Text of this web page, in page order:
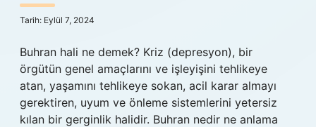
Tarih: Eylül 7, 2024
Buhran hali ne demek? Kriz (depresyon), bir
örgütün genel amaçlarını ve işleyişini tehlikeye
atan, yaşamını tehlikeye sokan, acil karar almayı
gerektiren, uyum ve önleme sistemlerini yetersiz
kılan bir gerginlik halidir. Buhran nedir ne anlama